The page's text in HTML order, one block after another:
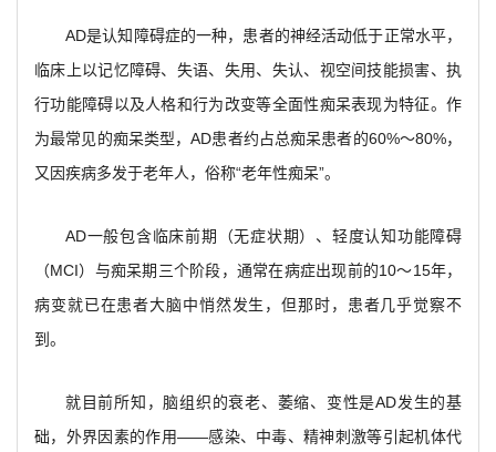
AD是认知障碍症的一种，患者的神经活动低于正常水平，
临床上以记忆障碍、失语、失用、失认、视空间技能损害、执
行功能障碍以及人格和行为改变等全面性痴呆表现为特征。作
为最常见的痴呆类型，AD患者约占总痴呆患者的60%～80%，
又因疾病多发于老年人，俗称“老年性痴呆”。
AD一般包含临床前期（无症状期）、轻度认知功能障碍
（MCI）与痴呆期三个阶段，通常在病症出现前的10～15年，
病变就已在患者大脑中悄然发生，但那时，患者几乎觉察不
到。
就目前所知，脑组织的衰老、萎缩、变性是AD发生的基
础，外界因素的作用——感染、中毒、精神刺激等引起机体代